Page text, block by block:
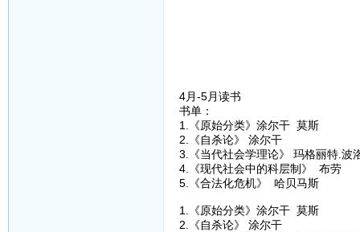
4月-5月读书
书单：
1.《原始分类》涂尔干 莫斯
2.《自杀论》 涂尔干
3.《当代社会学理论》 玛格丽特.波
4.《现代社会中的科层制》 布劳
5.《合法化危机》 哈贝马斯
1.《原始分类》涂尔干 莫斯
2.《自杀论》 涂尔干